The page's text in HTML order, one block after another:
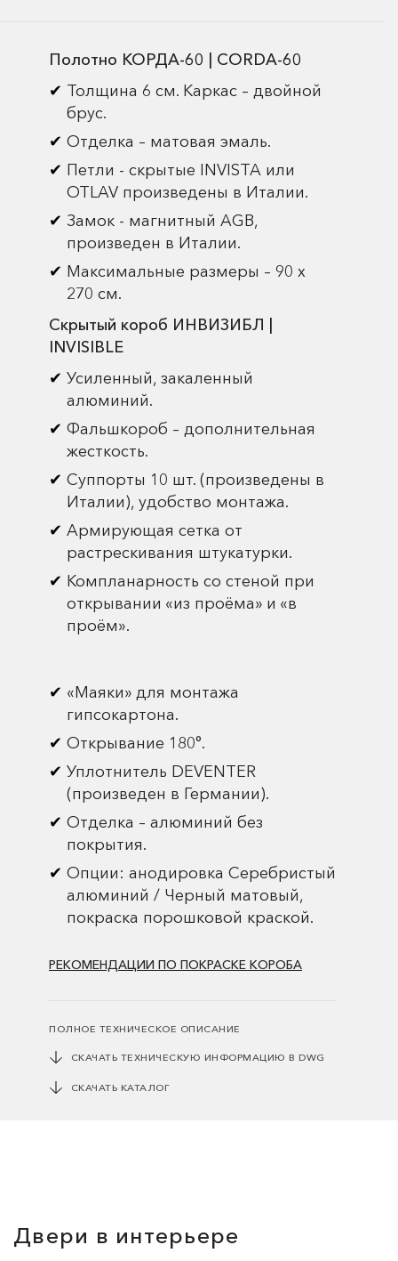
Полотно КОРДА-60 | CORDA-60
Толщина 6 см. Каркас – двойной
брус.
Отделка – матовая эмаль.
Петли - скрытые INVISTA или
OTLAV произведены в Италии.
Замок - магнитный AGB,
произведен в Италии.
Максимальные размеры – 90 х
270 см.
Скрытый короб ИНВИЗИБЛ |
INVISIBLE
Усиленный, закаленный
алюминий.
Фальшкороб – дополнительная
жесткость.
Суппорты 10 шт. (произведены в
Италии), удобство монтажа.
Армирующая сетка от
растрескивания штукатурки.
Компланарность со стеной при
открывании «из проёма» и «в
проём».
«Маяки» для монтажа
гипсокартона.
Открывание 180°.
Уплотнитель DEVENTER
(произведен в Германии).
Отделка – алюминий без
покрытия.
Опции: анодировка Серебристый
алюминий / Черный матовый,
покраска порошковой краской.
РЕКОМЕНДАЦИИ ПО ПОКРАСКЕ КОРОБА
ПОЛНОЕ ТЕХНИЧЕСКОЕ ОПИСАНИЕ
СКАЧАТЬ ТЕХНИЧЕСКУЮ ИНФОРМАЦИЮ В DWG
СКАЧАТЬ КАТАЛОГ
Двери в интерьере